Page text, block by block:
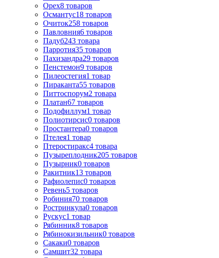
Орех8 товаров
Османтус18 товаров
Очиток258 товаров
Павловния6 товаров
Падуб243 товара
Парротия35 товаров
Пахизандра29 товаров
Пенстемон9 товаров
Пилеостегия1 товар
Пираканта55 товаров
Питтоспорум2 товара
Платан67 товаров
Подофиллум1 товар
Полиотирсис0 товаров
Простантера0 товаров
Птелея1 товар
Птеростиракс4 товара
Пузыреплодник205 товаров
Пузырник0 товаров
Ракитник13 товаров
Рафиолепис0 товаров
Ревень5 товаров
Робиния70 товаров
Ростринкула0 товаров
Рускус1 товар
Рябинник8 товаров
Рябинокизильник0 товаров
Сакаки0 товаров
Самшит32 товара